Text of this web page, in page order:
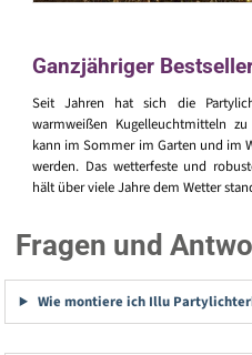
Ganzjähriger
Seit Jahren hat sich die
warmweißen Kugelleuchtmitteln
kann im Sommer im Garten und im
werden. Das wetterfeste und
hält über viele Jahre dem Wetter
Fragen und
Wie montiere ich Illu